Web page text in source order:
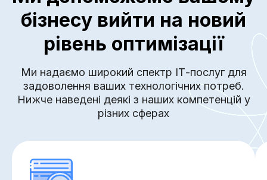
бізнесу вийти на новий
рівень оптимізації
Ми надаємо широкий спектр ІТ-послуг для
задоволення ваших технологічних потреб.
Нижче наведені деякі з наших компетенцій у
різних сферах